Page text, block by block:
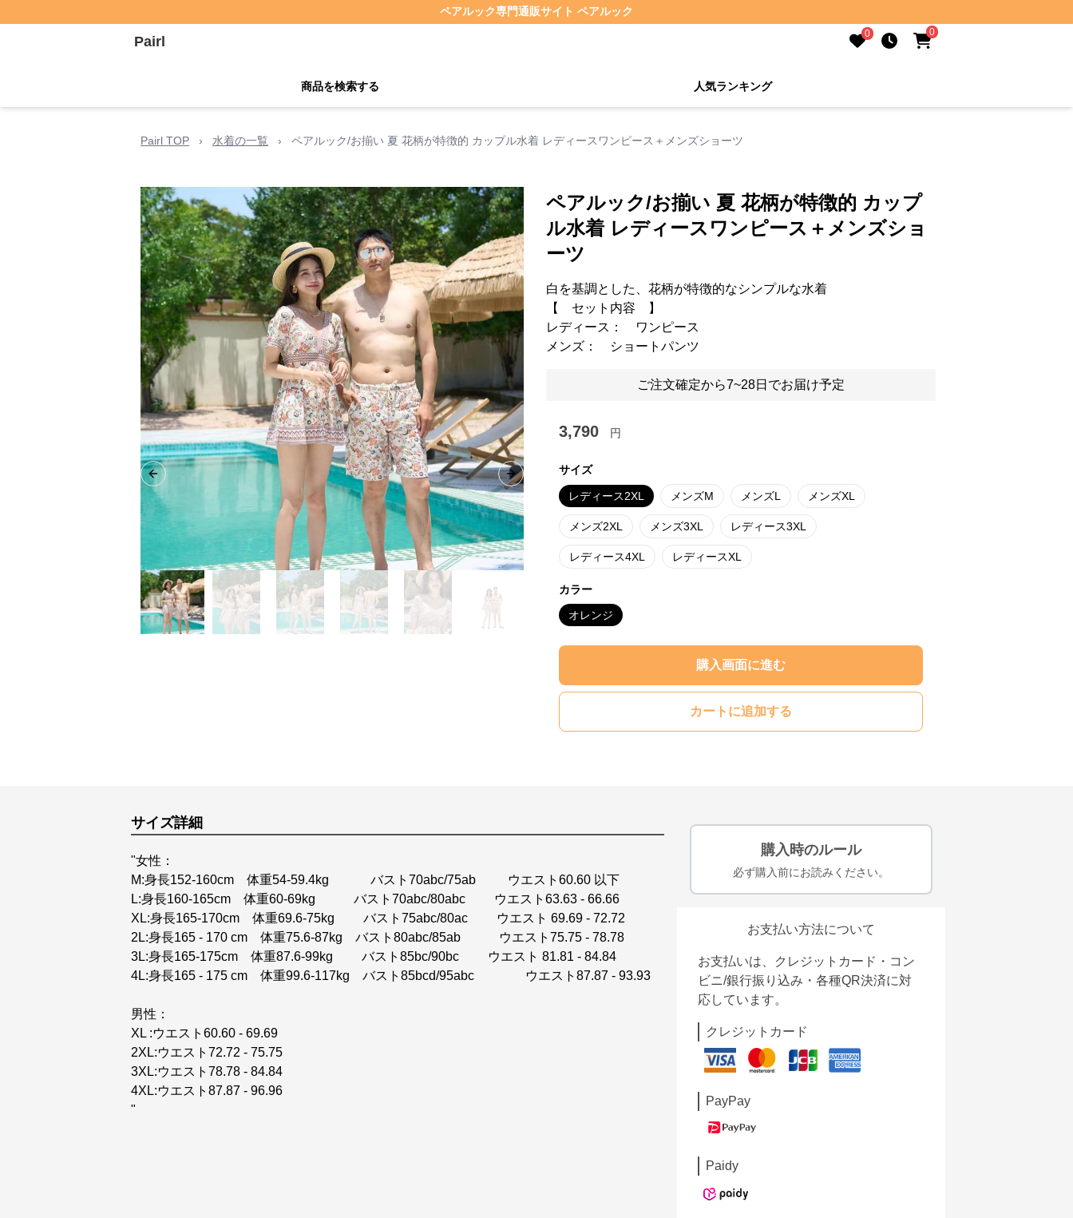
ペアルック専門通販サイト ペアルック
Pairl 0 0
商品を検索する 人気ランキング
Pairl TOP › 水着の一覧 › ペアルック/お揃い 夏 花柄が特徴的 カップル水着 レディースワンピース＋メンズショーツ
Previous slide Next slide
ペアルック/お揃い 夏 花柄が特徴的 カップ
ル水着 レディースワンピース＋メンズショ
ーツ
白を基調とした、花柄が特徴的なシンプルな水着
【 セット内容 】
レディース： ワンピース
メンズ： ショートパンツ
ご注文確定から7~28日でお届け予定
3,790 円
サイズ
レディース2XL メンズM メンズL メンズXL
メンズ2XL メンズ3XL レディース3XL
レディース4XL レディースXL
カラー
オレンジ
購入画面に進む
カートに追加する
サイズ詳細
"女性：
M:身長152-160cm 体重54-59.4kg バスト70abc/75ab ウエスト60.60 以下
L:身長160-165cm 体重60-69kg バスト70abc/80abc ウエスト63.63 - 66.66
XL:身長165-170cm 体重69.6-75kg バスト75abc/80ac ウエスト 69.69 - 72.72
2L:身長165 - 170 cm 体重75.6-87kg バスト80abc/85ab ウエスト75.75 - 78.78
3L:身長165-175cm 体重87.6-99kg バスト85bc/90bc ウエスト 81.81 - 84.84
4L:身長165 - 175 cm 体重99.6-117kg バスト85bcd/95abc ウエスト87.87 - 93.93
男性：
XL :ウエスト60.60 - 69.69
2XL:ウエスト72.72 - 75.75
3XL:ウエスト78.78 - 84.84
4XL:ウエスト87.87 - 96.96
"
購入時のルール
必ず購入前にお読みください。
お支払い方法について
お支払いは、クレジットカード・コン
ビニ/銀行振り込み・各種QR決済に対
応しています。
クレジットカード
PayPay
Paidy